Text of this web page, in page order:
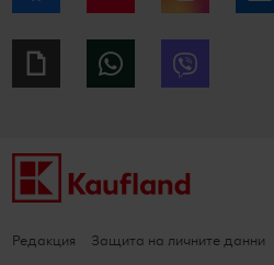
Giphy WhatsApp
Редакция Защита на личните данни